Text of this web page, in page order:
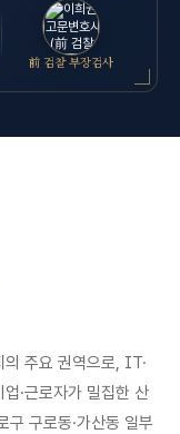
前 검찰 부장검사
의 주요 권역으로, IT·
·근로자가 밀집한 산
구로동·가산동 일부